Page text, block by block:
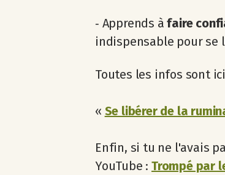
‐ Apprends àfaire
indispensable pour se
Toutes les infos sont
« Se libérer de la
Enfin, si tu ne l'avais
YouTube : Trompé par